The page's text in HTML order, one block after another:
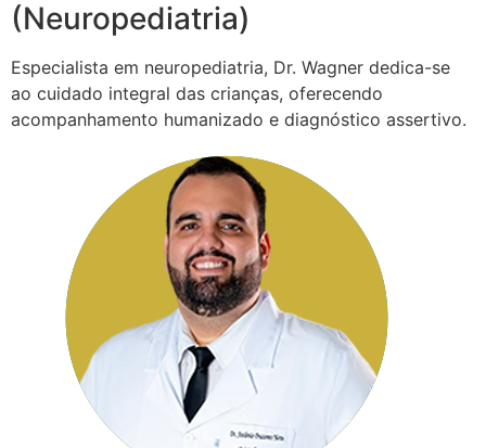
(Neuropediatria)
Especialista em neuropediatria, Dr. Wagner dedica-se
ao cuidado integral das crianças, oferecendo
acompanhamento humanizado e diagnóstico assertivo.